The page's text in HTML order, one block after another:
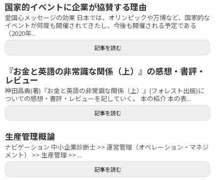
国家的イベントに企業が協賛する理由
愛国心メッセージの効果 日本では、オリンピックや万博など、国家的な
イベントが何度も開催されてきたし、今後も開催される予定である
（2020年...
記事を読む
『お金と英語の非常識な関係（上）』の感想・書評・
レビュー
神田昌典(著)『お金と英語の非常識な関係（上）』(フォレスト出版)に
ついての感想・書評・レビューを記していく。 本の紹介 本の表...
記事を読む
生産管理概論
ナビゲーション 中小企業診断士 >> 運営管理（オペレーション・マネジ
メント） >> 生産管理 >> ...
記事を読む